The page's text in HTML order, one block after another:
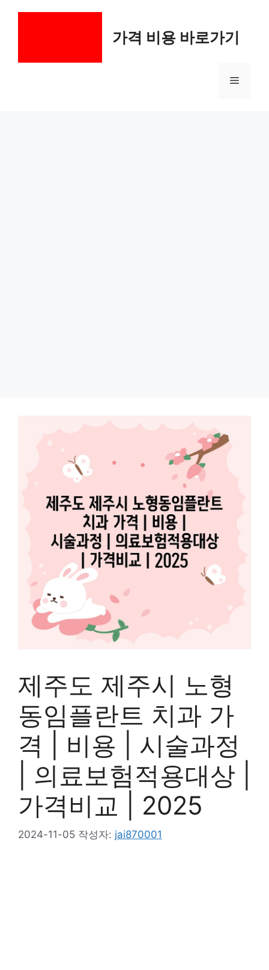
가격 비용 바로가기
메
제주도 제주시 노형
동임플란트 치과 가
격 | 비용 | 시술과정
| 의료보험적용대상 |
가격비교 | 2025
2024-11-05 작성자: jai870001